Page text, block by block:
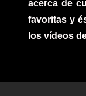
acerca de
favoritas y
los vídeos